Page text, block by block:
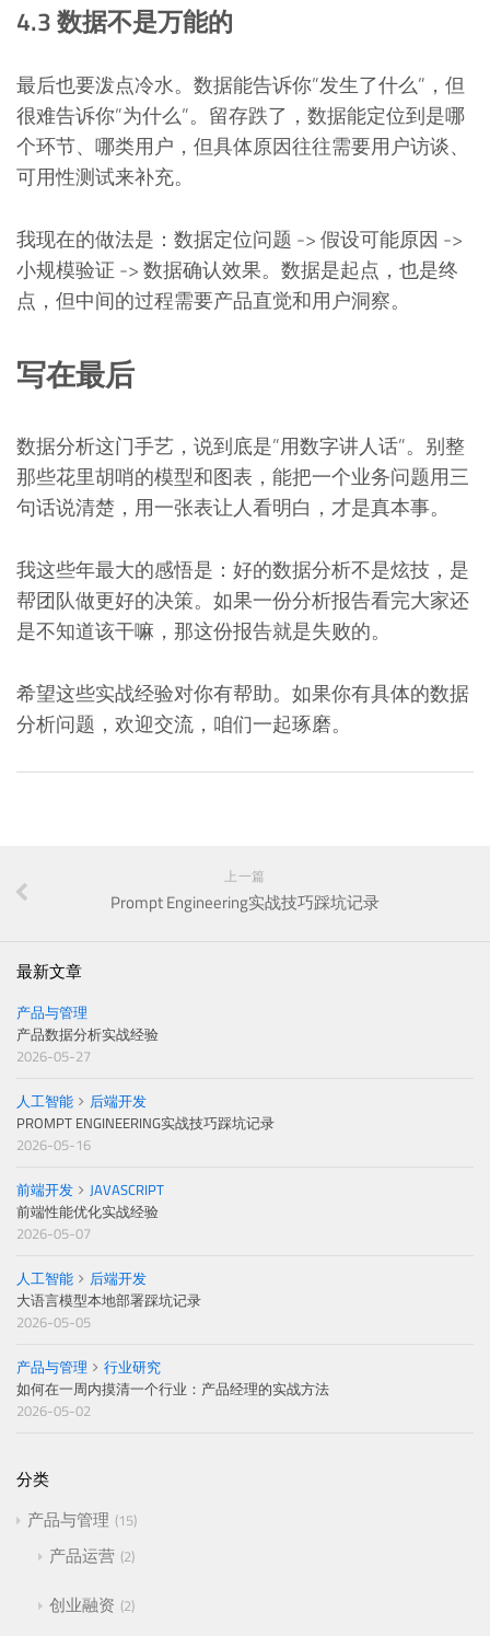
4.3 数据不是万能的
最后也要泼点冷水。数据能告诉你”发生了什么”，但
很难告诉你”为什么”。留存跌了，数据能定位到是哪
个环节、哪类用户，但具体原因往往需要用户访谈、
可用性测试来补充。
我现在的做法是：数据定位问题 -> 假设可能原因 ->
小规模验证 -> 数据确认效果。数据是起点，也是终
点，但中间的过程需要产品直觉和用户洞察。
写在最后
数据分析这门手艺，说到底是”用数字讲人话”。别整
那些花里胡哨的模型和图表，能把一个业务问题用三
句话说清楚，用一张表让人看明白，才是真本事。
我这些年最大的感悟是：好的数据分析不是炫技，是
帮团队做更好的决策。如果一份分析报告看完大家还
是不知道该干嘛，那这份报告就是失败的。
希望这些实战经验对你有帮助。如果你有具体的数据
分析问题，欢迎交流，咱们一起琢磨。
上一篇
Prompt Engineering实战技巧踩坑记录
最新文章
产品与管理
产品数据分析实战经验
2026-05-27
人工智能
后端开发
PROMPT ENGINEERING实战技巧踩坑记录
2026-05-16
前端开发
JAVASCRIPT
前端性能优化实战经验
2026-05-07
人工智能
后端开发
大语言模型本地部署踩坑记录
2026-05-05
产品与管理
行业研究
如何在一周内摸清一个行业：产品经理的实战方法
2026-05-02
分类
产品与管理 15
产品运营 2
创业融资 2